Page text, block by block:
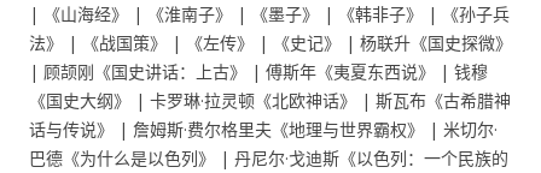
| 《山海经》 | 《淮南子》 | 《墨子》 | 《韩非子》 | 《孙子兵
法》 | 《战国策》 | 《左传》 | 《史记》 | 杨联升《国史探微》
| 顾颉刚《国史讲话：上古》 | 傅斯年《夷夏东西说》 | 钱穆
《国史大纲》 | 卡罗琳·拉灵顿《北欧神话》 | 斯瓦布《古希腊神
话与传说》 | 詹姆斯·费尔格里夫《地理与世界霸权》 | 米切尔·
巴德《为什么是以色列》 | 丹尼尔·戈迪斯《以色列：一个民族的